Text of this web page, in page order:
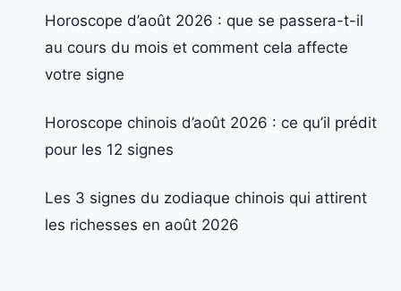
Horoscope d’août 2026 : que se passera-t-il
au cours du mois et comment cela affecte
votre signe
Horoscope chinois d’août 2026 : ce qu’il prédit
pour les 12 signes
Les 3 signes du zodiaque chinois qui attirent
les richesses en août 2026